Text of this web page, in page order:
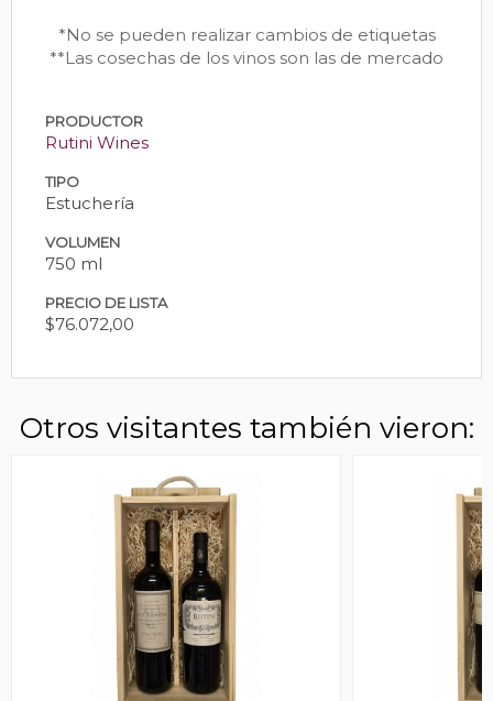
*No se pueden realizar cambios de etiquetas
**Las cosechas de los vinos son las de mercado
PRODUCTOR
Rutini Wines
TIPO
Estuchería
VOLUMEN
750 ml
PRECIO DE LISTA
$76.072,00
Otros visitantes también vieron: